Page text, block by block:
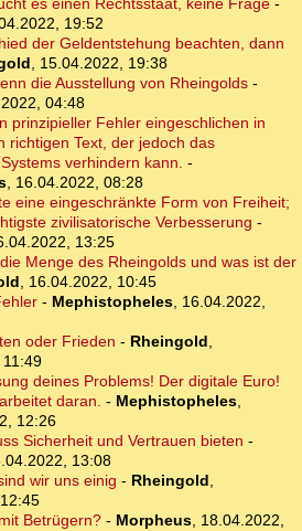
es einen Rechtsstaat, keine Frage-
19:52
der Geldentstehung beachten, dann
, 15.04.2022, 19:38
die Ausstellung von Rheingolds-
04:48
prinzipieller Fehler eingeschlichen in
richtigen Text, der jedoch das
verhindern kann. -
, 16.04.2022, 08:28
eine eingeschränkte Form von Freiheit;
zivilisatorische Verbesserung -
13:25
Menge des Rheingolds und was ist der
, 16.04.2022, 10:45
- Mephistopheles, 16.04.2022,
oder Frieden - Rheingold,
deines Problems! Der digitale Euro!
daran. - Mephistopheles,
12:26
Sicherheit und Vertrauen bieten -
13:08
wir uns einig - Rheingold,
Betrügern?- Morpheus, 18.04.2022,